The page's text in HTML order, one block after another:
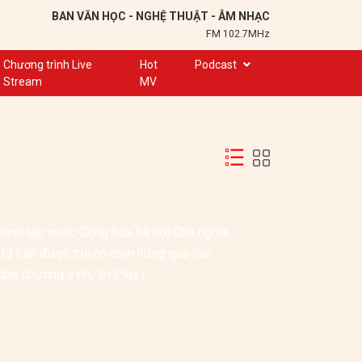
BAN VĂN HỌC - NGHỆ THUẬT - ÂM NHẠC
FM 102.7MHz
Chương trình Live
Stream
Hot
MV
Podcast
Trạm 102,7
Chuyện để kể
Đôi bạn văn chương
lập nước Cộng hòa Xã hội Chủ nghĩa
hào được truyền cảm hứng qua các
chương trình, ấn Play.)